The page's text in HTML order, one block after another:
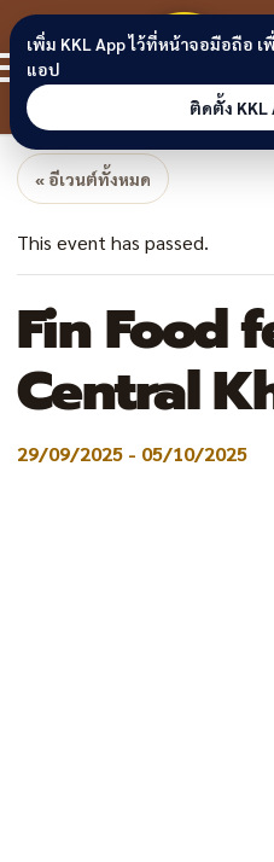
Skip to content
« อีเวนต์ทั้งหมด
This event has passed.
Fin Food
Central
29/09/2025 - 05/10/2025
เพิ่ม KKL App ไว้ที่หน้าจอมือถือ เ
แอป
ติดตั้ง KKL